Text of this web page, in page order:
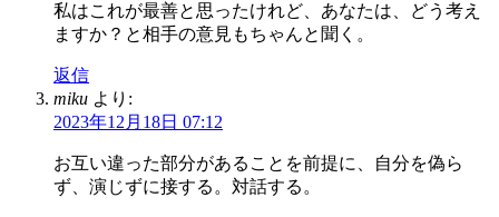
私はこれが最善と思ったけれど、あなたは、どう考え
ますか？と相手の意見もちゃんと聞く。
返信
miku より:
2023年12月18日 07:12
お互い違った部分があることを前提に、自分を偽ら
ず、演じずに接する。対話する。